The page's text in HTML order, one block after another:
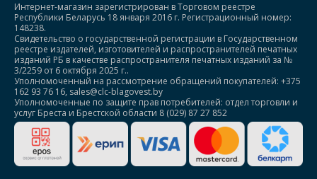
Интернет-магазин зарегистрирован в Торговом реестре
Республики Беларусь 18 января 2016 г. Регистрационный номер:
148238.
Свидетельство о государственной регистрации в Государственном
реестре издателей, изготовителей и распространителей печатных
изданий РБ в качестве распространителя печатных изданий за №
3/2259 от 6 октября 2025 г..
Уполномоченный на рассмотрение обращений покупателей: +375
162 93 76 16, sales@clc-blagovest.by
Уполномоченные по защите прав потребителей: отдел торговли и
услуг Бреста и Брестской области 8 (029) 87 27 852